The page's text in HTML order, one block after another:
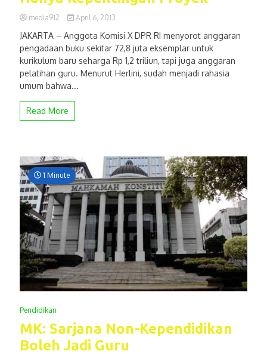
media912 April 6, 2013
JAKARTA – Anggota Komisi X DPR RI menyorot anggaran
pengadaan buku sekitar 72,8 juta eksemplar untuk
kurikulum baru seharga Rp 1,2 triliun, tapi juga anggaran
pelatihan guru. Menurut Herlini, sudah menjadi rahasia
umum bahwa...
Read More
1 Minute
Pendidikan
MK: Sarjana Non-Kependidikan
Boleh Jadi Guru